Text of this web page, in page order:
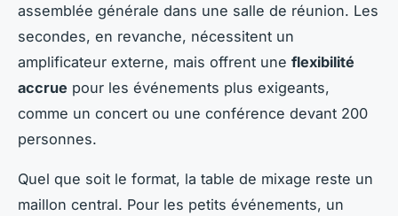
assemblée générale dans une salle de réunion. Les
secondes, en revanche, nécessitent un
amplificateur externe, mais offrent une flexibilité
accrue pour les événements plus exigeants,
comme un concert ou une conférence devant 200
personnes.
Quel que soit le format, la table de mixage reste un
maillon central. Pour les petits événements, un